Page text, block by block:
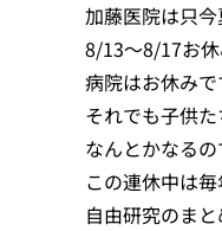
加藤医院は只今
8/13～8/17お休
病院はお休みで
それでも子供
なんとかなるの
この連休中は
自由研究のま